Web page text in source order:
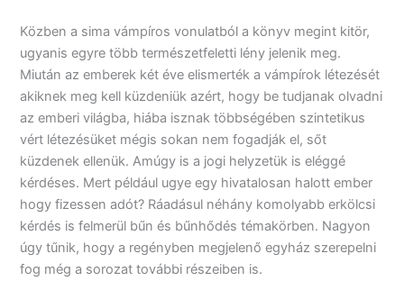
Közben a sima vámpíros vonulatból a könyv megint kitör,
ugyanis egyre több természetfeletti lény jelenik meg.
Miután az emberek két éve elismerték a vámpírok létezését
akiknek meg kell küzdeniük azért, hogy be tudjanak olvadni
az emberi világba, hiába isznak többségében szintetikus
vért létezésüket mégis sokan nem fogadják el, sőt
küzdenek ellenük. Amúgy is a jogi helyzetük is eléggé
kérdéses. Mert például ugye egy hivatalosan halott ember
hogy fizessen adót? Ráadásul néhány komolyabb erkölcsi
kérdés is felmerül bűn és bűnhődés témakörben. Nagyon
úgy tűnik, hogy a regényben megjelenő egyház szerepelni
fog még a sorozat további részeiben is.